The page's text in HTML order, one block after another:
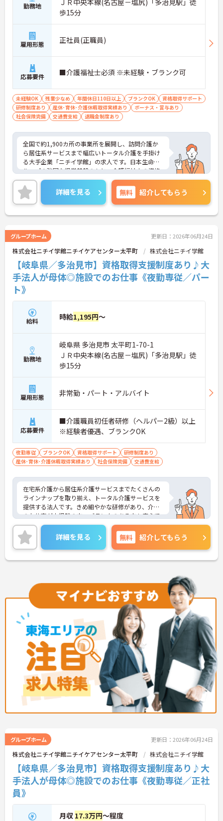
勤務地
ＪＲ中央本線(名古屋－塩尻)「多治見駅」徒
歩15分
雇用形態 正社員(正職員)
応募要件 ■介護福祉士必須 ※未経験・ブランク可
未経験OK 残業少なめ 年間休日110日以上 ブランクOK
資格取得サポート
研修制度あり
産休･育休･介護休暇取得実績あり
ボーナス・賞与あり
社会保険完備
交通費支給 退職金制度あり
全国で約1,900カ所の事業所を展開し、訪問介護か
ら居住系サービスまで幅広いトータル介護を手掛け
る大手企業「ニチイ学館」の求人です。日本生命グ
ループの強固な経営基盤のもと、介護福祉士の資格
を最大限に活かしてキャリアアップできる環境が整
っています。毎月1万8000円の資格手当が支給され
るだけでなく、将来的にサービス管理者や拠点管理
者、ケアマネジャーへと進むための「サービス管理
者研修」等の充実した支援制度が魅力です。20～30
一方で、40～60代の方も安心できる最大2万円の勤
続年数手当や退職金制度などの福利厚生を完備して
います。企業主導型保育所の利用や10～18歳のお子
様への子ども手当などライフステージの変化にも対
応しており、グループホームでの1対1の丁寧なケア
という現場のやりがいを感じながら、確かなキャリ
アと長期的な働きやすさの両方を手に入れられる職
場です。
＜介護福祉士の資格を活かし、さらなる高みを目指
せる環境です＞大手ならではの丁寧な拠点研修や半
年間のOJTがあり、新しい職場への不安をしっかり
解消できます。1ユニット9名の少人数制グループホ
ームのため、お客様と1対1で深く関わるケアが叶う
のも大きな魅力。ゆくゆくはサービス管理者研修を
受講し、施設長やケアマネジャーへステップアップ
できる明確なキャリアマップが用意されています
＜手厚い子育て支援！プライベートも大切にできる
環境＞ 「ワークライフバランスを重視する方にも大
や半日単位で取得できる有給休暇など、無理なく働
ける体制が整っています。特に子育て支援が手厚
く、10～18歳のお子様を対象とした『子ども手当』
も充実！ご家族の急な体調不良時には家族愛休暇も
利用でき、ライフステージが変わっても安心のサポ
ート体制です。
詳細を見る 無料 紹介してもらう
グループホーム 更新日：2026年06月24日
株式会社ニチイ学館ニチイケアセンター太平町 株式会社ニチイ学館
【岐阜県／多治見市】資格取得支援制度あり♪大
手法人が母体◎施設でのお仕事《夜勤専従／パー
ト》
給料 時給1,195円～
勤務地
岐阜県 多治見市 太平町1-70-1
ＪＲ中央本線(名古屋－塩尻)「多治見駅」徒
歩15分
雇用形態 非常勤・パート・アルバイト
応募要件
■介護職員初任者研修（ヘルパー2級）以上
※経験者優遇、ブランクOK
夜勤専従 ブランクOK 資格取得サポート
研修制度あり
産休･育休･介護休暇取得実績あり
社会保険完備 交通費支給
在宅系介護から居住系介護サービスまでたくさんの
ラインナップを取り揃え、トータル介護サービスを
提供する法人です。きめ細やかな研修があり、介護
のお仕事が未経験の方、ブランクのある方も安心で
す。ご興味ある方には、面接対策ポイントなど、さ
らに詳細をお話しいたしますのでお気軽にご相談く
ださい！
詳細を見る 無料 紹介してもらう
グループホーム 更新日：2026年06月24日
株式会社ニチイ学館ニチイケアセンター太平町 株式会社ニチイ学館
【岐阜県／多治見市】資格取得支援制度あり♪大
手法人が母体◎施設でのお仕事《夜勤専従／正社
員》
月収 17.3万円～程度